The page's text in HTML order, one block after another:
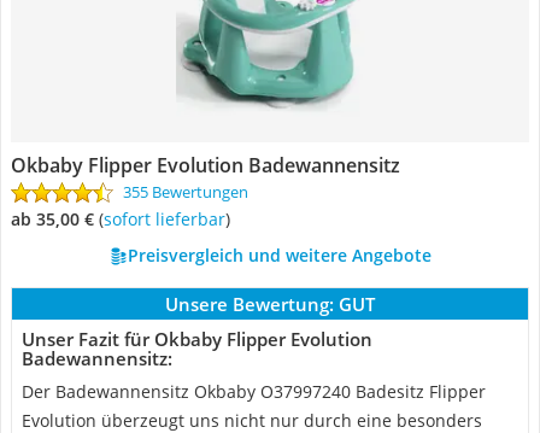
Okbaby Flipper Evolution Badewannensitz
355 Bewertungen
ab 35,00 € ( Sofort lieferbar)
Preisvergleich und weitere Angebote
Unsere Bewertung: GUT
Unser Fazit für Okbaby Flipper Evolution
Badewannensitz:
Der Badewannensitz Okbaby O37997240 Badesitz Flipper
Evolution überzeugt uns nicht nur durch eine besonders